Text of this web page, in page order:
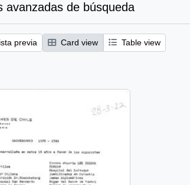
avanzadas de búsqueda
previa Card view Table view